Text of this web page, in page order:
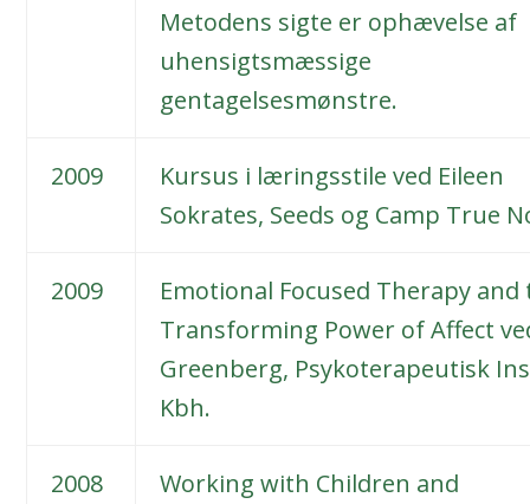
Metodens sigte er ophævelse af
uhensigtsmæssige
gentagelsesmønstre.
2009
Kursus i læringsstile ved Eileen
Sokrates, Seeds og Camp True
2009
Emotional Focused Therapy and
Transforming Power of Affect
Greenberg, Psykoterapeutisk
Kbh.
2008
Working with Children and